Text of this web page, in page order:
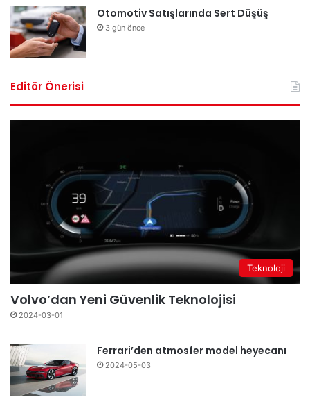
Otomotiv Satışlarında Sert Düşüş
3 gün önce
Editör Önerisi
Teknoloji
Volvo’dan Yeni Güvenlik Teknolojisi
2024-03-01
Ferrari’den atmosfer model heyecanı
2024-05-03